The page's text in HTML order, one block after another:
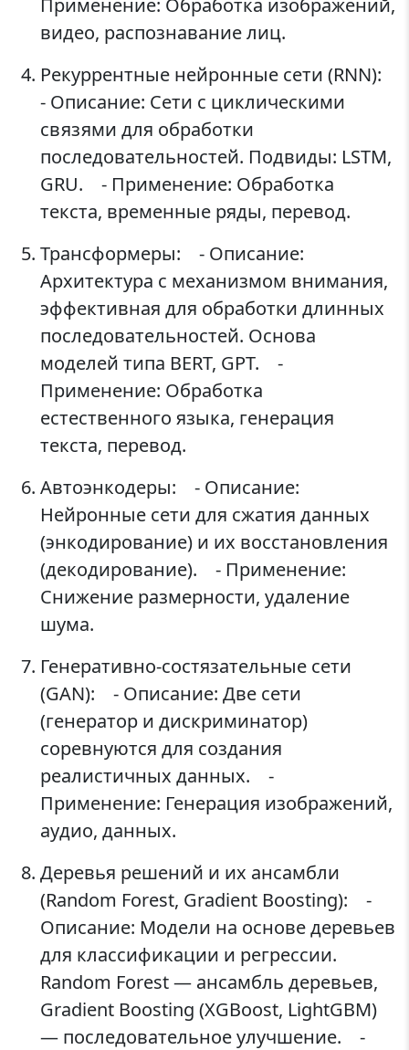
видео, распознавание лиц.
Рекуррентные нейронные сети (RNN):
- Описание: Сети с циклическими
связями для обработки
последовательностей. Подвиды: LSTM,
GRU. - Применение: Обработка
текста, временные ряды, перевод.
Трансформеры: - Описание:
Архитектура с механизмом внимания,
эффективная для обработки длинных
последовательностей. Основа
моделей типа BERT, GPT. -
Применение: Обработка
естественного языка, генерация
текста, перевод.
Автоэнкодеры: - Описание:
Нейронные сети для сжатия данных
(энкодирование) и их восстановления
(декодирование). - Применение:
Снижение размерности, удаление
шума.
Генеративно-состязательные сети
(GAN): - Описание: Две сети
(генератор и дискриминатор)
соревнуются для создания
реалистичных данных. -
Применение: Генерация изображений,
аудио, данных.
Деревья решений и их ансамбли
(Random Forest, Gradient Boosting): -
Описание: Модели на основе деревьев
для классификации и регрессии.
Random Forest — ансамбль деревьев,
Gradient Boosting (XGBoost, LightGBM)
— последовательное улучшение. -